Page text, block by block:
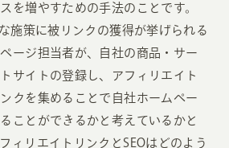
を増やすための手法のことです。
施策に被リンクの獲得が挙げられる
ージ担当者が、自社の商品・サー
サイトの登録し、アフィリエイト
クを集めることで自社ホームペー
ことができるかと考えているかと
ィリエイトリンクとSEOはどのよう